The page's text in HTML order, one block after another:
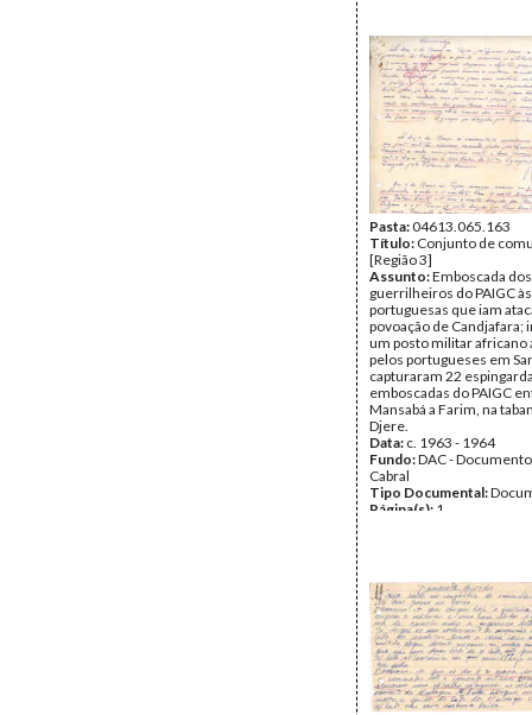
Pasta:04613.065.163
Título: Conjunto de
[Região 3]
Assunto:Emboscada dos
guerrilheiros do PAIGC
portuguesas que iam
povoação de Candjafara;
um posto militar africano
pelos portugueses em
capturaram 22
emboscadas do PAIGC
Mansabá a Farim, na
Djere.
Data: c. 1963 - 1964
Fundo:DAC -
Cabral
Tipo Documental:
Página(s): 1